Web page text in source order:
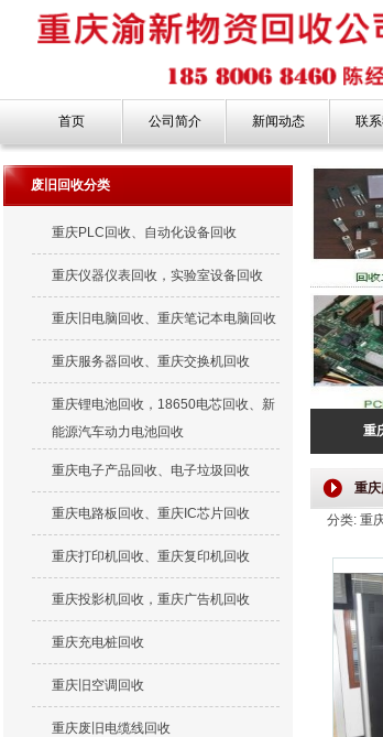
首页 公司简介 新闻动态 联
废旧回收分类
重庆PLC回收、自动化设备回收
重庆仪器仪表回收，实验室设备回收
重庆旧电脑回收、重庆笔记本电脑回收
重庆服务器回收、重庆交换机回收
重庆锂电池回收，18650电芯回收、新
能源汽车动力电池回收
重庆电子产品回收、电子垃圾回收
重庆电路板回收、重庆IC芯片回收
重庆打印机回收、重庆复印机回收
重庆投影机回收，重庆广告机回收
重庆充电桩回收
重庆旧空调回收
重庆废旧电缆线回收
重
重
分类: 重